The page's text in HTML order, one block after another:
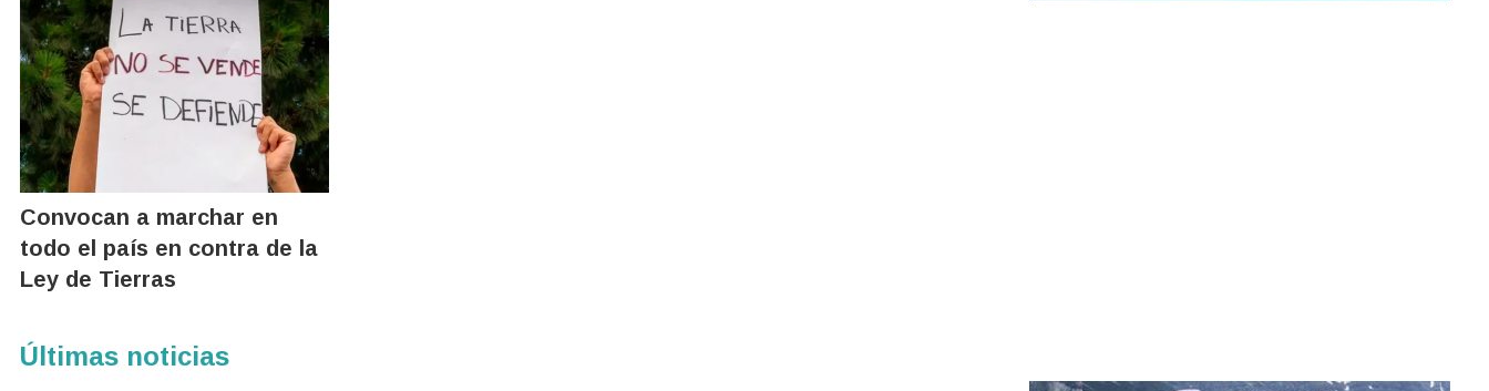
Convocan a marchar en
todo el país en contra de la
Ley de Tierras
Últimas noticias